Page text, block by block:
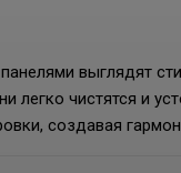
выглядят
легко чистятся и
создавая